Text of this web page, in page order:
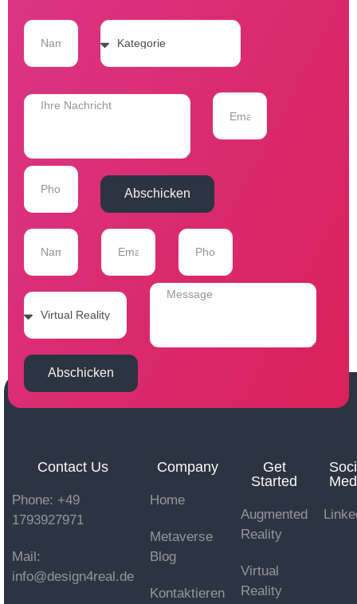
Abschicken
Abschicken
Contact Us
Phone: +49
1793927971
Mail:
info@design4real.de
Company
Home
Metaverse
Blog
Kontaktieren
Get
Started
Augmented
Reality
Virtual
Reality